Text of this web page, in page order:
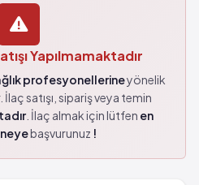
Yapılmamaktadır
profesyonellerineyönelik
İlaç satışı, sipariş veya temin
. İlaç almak için lütfen en
başvurunuz !